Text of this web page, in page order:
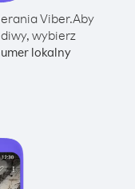
Viber.Aby
wybierz
lokalny